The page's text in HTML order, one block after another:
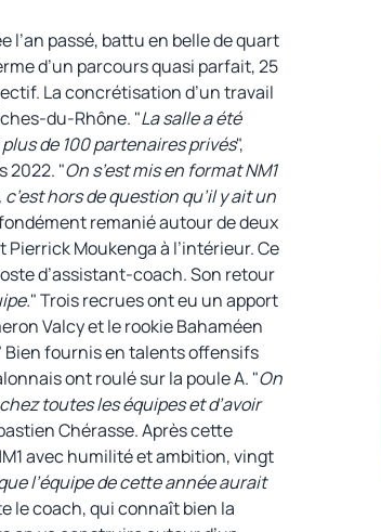
l’an passé, battu en belle de quart
d’un parcours quasi parfait, 25
La concrétisation d’un travail
du-Rhône. "La salle a été
de 100 partenaires privés",
2022. "On s’est mis en format NM1
hors de question qu’il y ait un
remanié autour de deux
Moukenga à l’intérieur. Ce
d’assistant-coach. Son retour
" Trois recrues ont eu un apport
Valcy et le rookie Bahaméen
Bien fournis en talents offensifs
ont roulé sur la poule A. "On
toutes les équipes et d’avoir
Chérasse. Après cette
avec humilité et ambition, vingt
l’équipe de cette année aurait
le coach, qui connaît bien la